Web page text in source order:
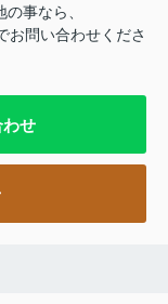
事なら、
お問い合わせくださ
せ